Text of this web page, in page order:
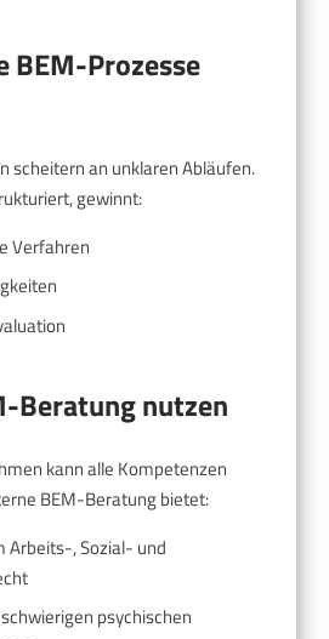
Prozesse
scheitern an unklaren Abläufen.
gewinnt:
Verfahren
Beratung nutzen
kann alle Kompetenzen
BEM-Beratung bietet:
Arbeits-, Sozial- und
psychischen